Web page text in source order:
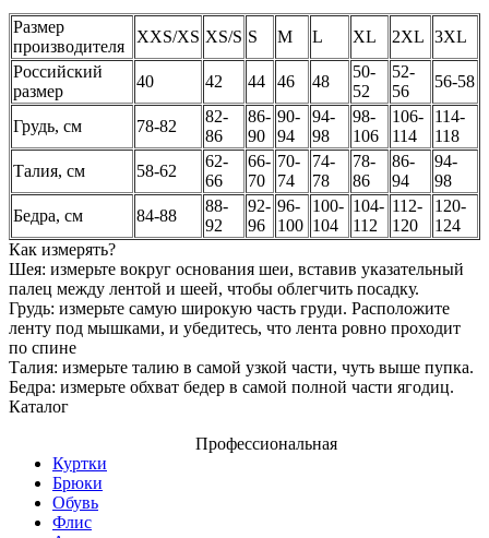
Размер
производителя
XXS/XS XS/S S M L XL 2XL 3XL
Российский
размер
40 42 44 46 48
50-
52
52-
56
56-58
Грудь, см 78-82
82-
86
86-
90
90-
94
94-
98
98-
106
106-
114
114-
118
Талия, см
58-62
62-
66
66-
70
70-
74
74-
78
78-
86
86-
94
94-
98
Бедра, см
84-88
88-
92
92-
96
96-
100
100-
104
104-
112
112-
120
120-
124
Как измерять?
Шея: измерьте вокруг основания шеи, вставив указательный
палец между лентой и шеей, чтобы облегчить посадку.
Грудь: измерьте самую широкую часть груди. Расположите
ленту под мышками, и убедитесь, что лента ровно проходит
по спине
Талия: измерьте талию в самой узкой части, чуть выше пупка.
Бедра: измерьте обхват бедер в самой полной части ягодиц.
Каталог
Профессиональная
Куртки
Брюки
Обувь
Флис